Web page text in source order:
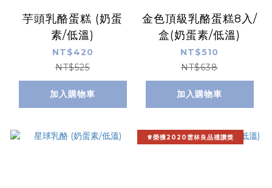
芋頭乳酪蛋糕 (奶蛋
素/低溫)
NT$420
NT$525
加入購物車
金色頂級乳酪蛋糕8入/
盒(奶蛋素/低溫)
NT$510
NT$638
加入購物車
♕榮獲2020雲林良品禮讚獎